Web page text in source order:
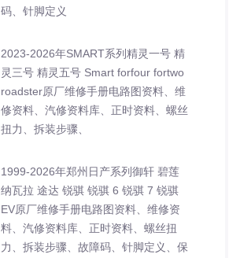
码、针脚定义
2023-2026年SMART系列精灵一号 精
灵三号 精灵五号 Smart forfour fortwo
roadster原厂维修手册电路图资料、维
修资料、汽修资料库、正时资料、螺丝
扭力、拆装步骤、
1999-2026年郑州日产系列御轩 碧莲
纳瓦拉 途达 锐骐 锐骐 6 锐骐 7 锐骐
EV原厂维修手册电路图资料、维修资
料、汽修资料库、正时资料、螺丝扭
力、拆装步骤、故障码、针脚定义、保